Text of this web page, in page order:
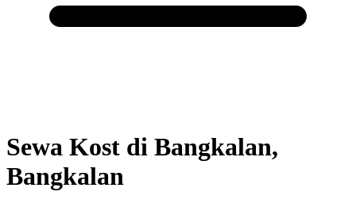
Sewa Kost di Bangkalan,
Bangkalan